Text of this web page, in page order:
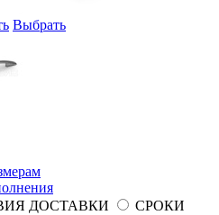
Выбрать
ДОСТАВКИ
СРОКИ